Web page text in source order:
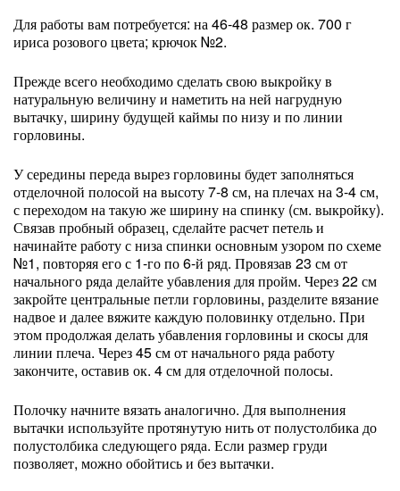
Для работы вам потребуется: на 46-48 размер ок. 700 г
ириса розового цвета; крючок №2.
Прежде всего необходимо сделать свою выкройку в
натуральную величину и наметить на ней нагрудную
вытачку, ширину будущей каймы по низу и по линии
горловины.
У середины переда вырез горловины будет заполняться
отделочной полосой на высоту 7-8 см, на плечах на 3-4 см,
с переходом на такую же ширину на спинку (см. выкройку).
Связав пробный образец, сделайте расчет петель и
начинайте работу с низа спинки основным узором по схеме
№1, повторяя его с 1-го по 6-й ряд. Провязав 23 см от
начального ряда делайте убавления для пройм. Через 22 см
закройте центральные петли горловины, разделите вязание
надвое и далее вяжите каждую половинку отдельно. При
этом продолжая делать убавления горловины и скосы для
линии плеча. Через 45 см от начального ряда работу
закончите, оставив ок. 4 см для отделочной полосы.
Полочку начните вязать аналогично. Для выполнения
вытачки используйте протянутую нить от полустолбика до
полустолбика следующего ряда. Если размер груди
позволяет, можно обойтись и без вытачки.